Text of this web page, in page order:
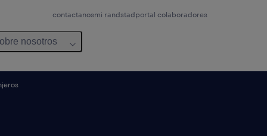
contactanosmi randstadportal colaboradores
nosotros